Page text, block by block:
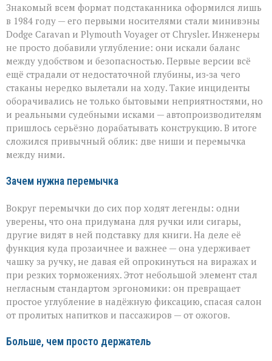
Знакомый всем формат подстаканника оформился лишь
в 1984 году — его первыми носителями стали минивэны
Dodge Caravan и Plymouth Voyager от Chrysler. Инженеры
не просто добавили углубление: они искали баланс
между удобством и безопасностью. Первые версии всё
ещё страдали от недостаточной глубины, из‑за чего
стаканы нередко вылетали на ходу. Такие инциденты
оборачивались не только бытовыми неприятностями, но
и реальными судебными исками — автопроизводителям
пришлось серьёзно дорабатывать конструкцию. В итоге
сложился привычный облик: две ниши и перемычка
между ними.
Зачем нужна перемычка
Вокруг перемычки до сих пор ходят легенды: одни
уверены, что она придумана для ручки или сигары,
другие видят в ней подставку для книги. На деле её
функция куда прозаичнее и важнее — она удерживает
чашку за ручку, не давая ей опрокинуться на виражах и
при резких торможениях. Этот небольшой элемент стал
негласным стандартом эргономики: он превращает
простое углубление в надёжную фиксацию, спасая салон
от пролитых напитков и пассажиров — от ожогов.
Больше, чем просто держатель